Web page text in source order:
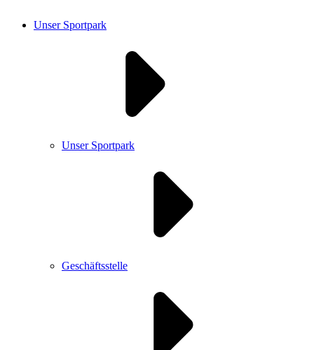
Unser Sportpark
Unser Sportpark
Geschäftsstelle